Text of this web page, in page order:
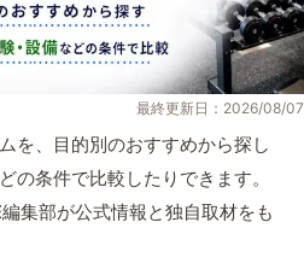
最終更新日：2026/08/07
を、目的別のおすすめから探し
の条件で比較したりできます。
集部が公式情報と独自取材をも